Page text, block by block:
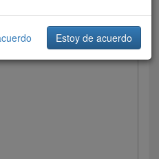
Estoy de acuerdo